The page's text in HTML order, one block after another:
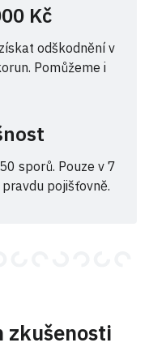
Kč
odškodnění v
Pomůžeme i
sporů. Pouze v 7
pojišťovně.
zkušenosti